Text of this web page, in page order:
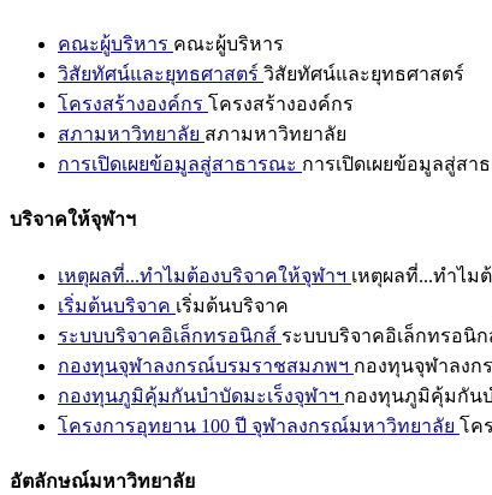
คณะผู้บริหาร คณะผู้บริหาร
วิสัยทัศน์และยุทธศาสตร์ วิสัยทัศน์และยุทธศาสตร์
โครงสร้างองค์กร โครงสร้างองค์กร
สภามหาวิทยาลัย สภามหาวิทยาลัย
การเปิดเผยข้อมูลสู่สาธารณะ การเปิดเผยข้อมูลสู่สา
บริจาคให้จุฬาฯ
เหตุผลที่...ทำไมต้องบริจาคให้จุฬาฯ เหตุผลที่...ทำไม
เริ่มต้นบริจาค เริ่มต้นบริจาค
ระบบบริจาคอิเล็กทรอนิกส์ ระบบบริจาคอิเล็กทรอนิ
กองทุนจุฬาลงกรณ์บรมราชสมภพฯ กองทุนจุฬาลง
กองทุนภูมิคุ้มกันบำบัดมะเร็งจุฬาฯ กองทุนภูมิคุ้มกันบ
โครงการอุทยาน 100 ปี จุฬาลงกรณ์มหาวิทยาลัย โค
อัตลักษณ์มหาวิทยาลัย